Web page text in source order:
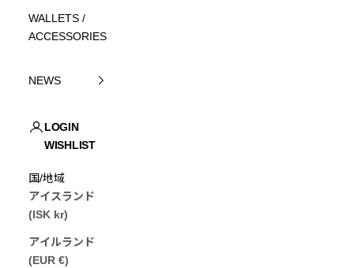
WALLETS /
ACCESSORIES
NEWS
LOGIN
WISHLIST
国/地域
アイスランド
(ISK kr)
アイルランド
(EUR €)